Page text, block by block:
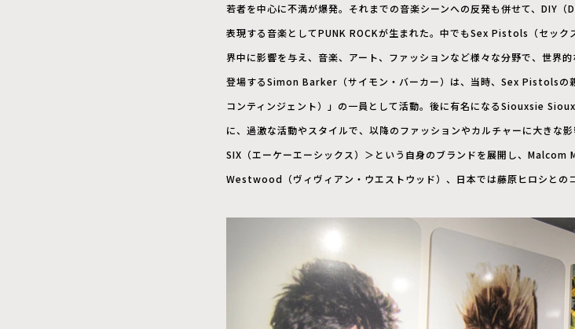
若者を中心に不満が爆発。それまでの音楽シーンへの反発も併せて、DIY
表現する音楽としてPUNK ROCKが生まれた。中でもSex Pistols（セック
界中に影響を与え、音楽、アート、ファッションなど様々な分野で、世界
登場するSimon Barker（サイモン・バーカー）は、当時、Sex Pistolsの
コンティンジェント）」の一員として活動。後に有名になるSiouxsie
に、過激な活動やスタイルで、以降のファッションやカルチャーに大きな
SIX（エーケーエーシックス）＞という自身のブランドを展開し、
Westwood（ヴィヴィアン・ウエストウッド）、日本では藤原ヒロシとの